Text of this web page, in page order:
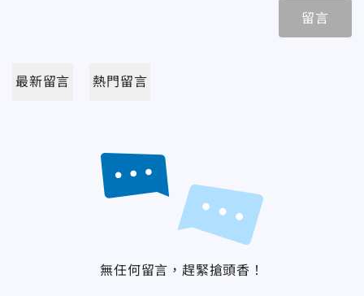
留言
最新留言 熱門留言
無任何留言，趕緊搶頭香！